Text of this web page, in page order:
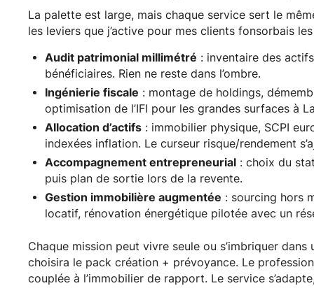
La palette est large, mais chaque service sert le
les leviers que j’active pour mes clients fonsorbais
Audit patrimonial millimétré : inventaire des
bénéficiaires. Rien ne reste dans l’ombre.
Ingénierie fiscale : montage de holdings,
optimisation de l’IFI pour les grandes surfaces à
Allocation d’actifs: immobilier physique, SCPI
indexées inflation. Le curseur risque/rendement
Accompagnement entrepreneurial: choix du
puis plan de sortie lors de la revente.
Gestion immobilière augmentée : sourcing hors
locatif, rénovation énergétique pilotée avec un
Chaque mission peut vivre seule ou s’imbriquer
choisira le pack création + prévoyance. Le
couplée à l’immobilier de rapport. Le service